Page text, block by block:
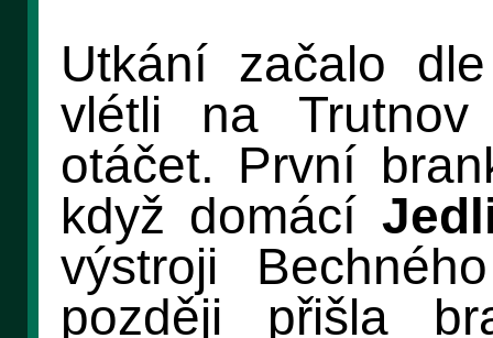
Utkání začalo
vlétli na
otáčet. První
když domácí
výstroji
později přišla